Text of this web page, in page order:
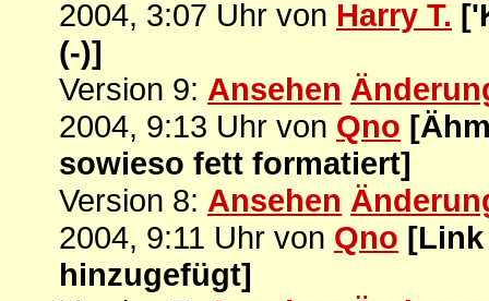
2004, 3:07 Uhr von Harry T.
(-)]
Version 9: Ansehen
2004, 9:13 Uhr von Qno
sowieso fett formatiert]
Version 8: Ansehen
2004, 9:11 Uhr von Qno [Link
hinzugefügt]